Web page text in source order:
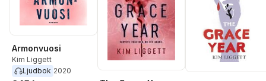
Armonvuosi
Kim Liggett
Ljudbok 2020